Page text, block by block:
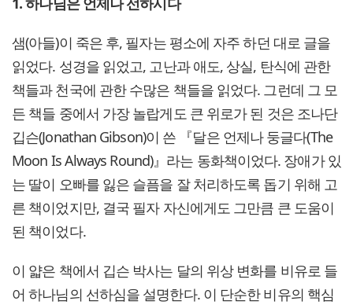
샘(아들)이 죽은 후, 필자는 평소에 자주 하던 대로 글을
읽었다. 성경을 읽었고, 고난과 애도, 상실, 탄식에 관한
책들과 천국에 관한 수많은 책들을 읽었다. 그런데 그 모
든 책들 중에서 가장 놀랍게도 큰 위로가 된 것은 조나단
깁슨(Jonathan Gibson)이 쓴 『달은 언제나 둥글다(The
Moon Is Always Round)』라는 동화책이었다. 장애가 있
는 딸이 오빠를 잃은 슬픔을 잘 처리하도록 돕기 위해 고
른 책이었지만, 결국 필자 자신에게도 그만큼 큰 도움이
된 책이었다.
이 얇은 책에서 깁슨 박사는 달의 위상 변화를 비유로 들
어 하나님의 선하심을 설명한다. 이 단순한 비유의 핵심